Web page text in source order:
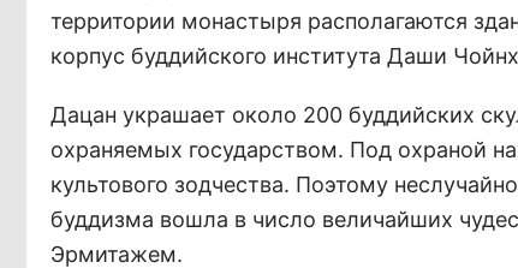
территории монастыря располагаются
корпус буддийского института Даши
Дацан украшает около 200 буддийских
охраняемых государством. Под охраной
культового зодчества. Поэтому
буддизма вошла в число величайших
Эрмитажем.